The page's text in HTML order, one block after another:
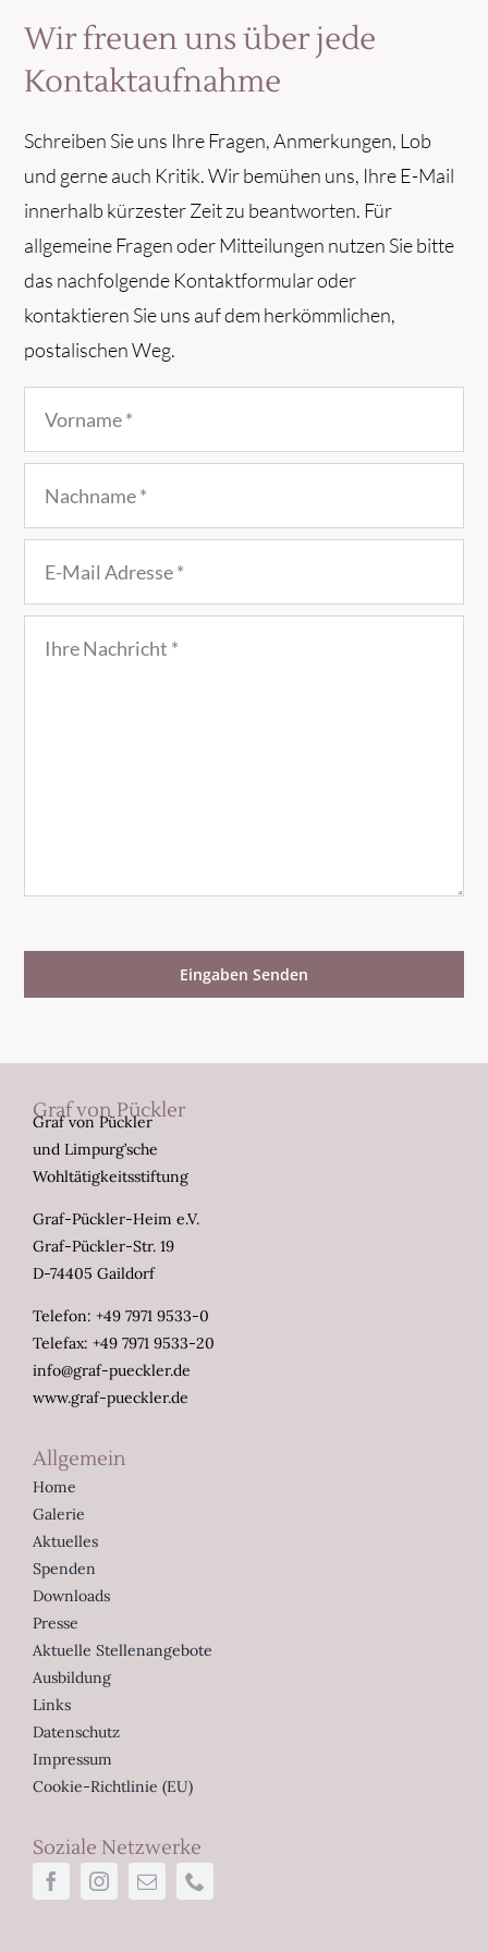
Wir freuen uns über jede
Kontaktaufnahme
Schreiben Sie uns Ihre Fragen, Anmerkungen, Lob
und gerne auch Kritik. Wir bemühen uns, Ihre E-Mail
innerhalb kürzester Zeit zu beantworten. Für
allgemeine Fragen oder Mitteilungen nutzen Sie bitte
das nachfolgende Kontaktformular oder
kontaktieren Sie uns auf dem herkömmlichen,
postalischen Weg.
Eingaben Senden
Graf von Pückler
Graf von Pückler
und Limpurg’sche
Wohltätigkeitsstiftung
Graf-Pückler-Heim e.V.
Graf-Pückler-Str. 19
D-74405 Gaildorf
Telefon: +49 7971 9533-0
Telefax: +49 7971 9533-20
info@graf-pueckler.de
www.graf-pueckler.de
Allgemein
Home
Galerie
Aktuelles
Spenden
Downloads
Presse
Aktuelle Stellenangebote
Ausbildung
Links
Datenschutz
Impressum
Cookie-Richtlinie (EU)
Soziale Netzwerke